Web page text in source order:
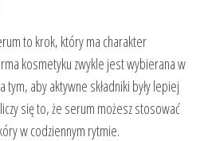
to krok, który ma charakter
kosmetyku zwykle jest wybierana w
tym, aby aktywne składniki były lepiej
się to, że serum możesz stosować
w codziennym rytmie.